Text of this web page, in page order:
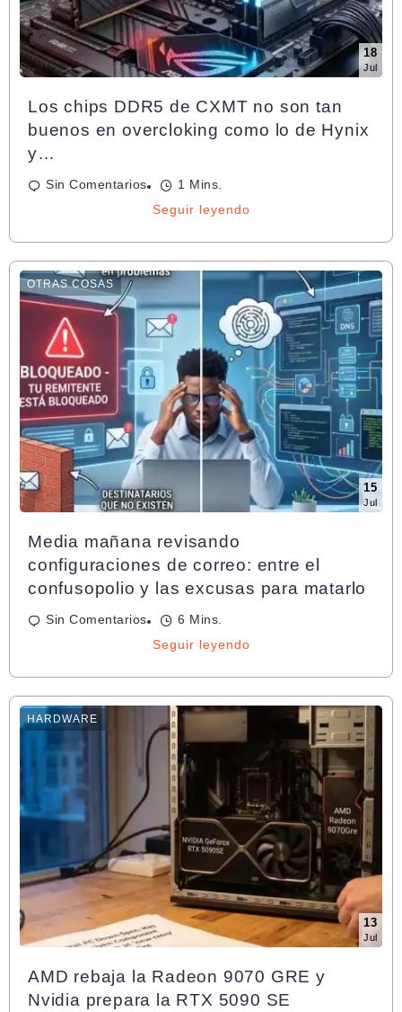
18
Jul
Los chips DDR5 de CXMT no son tan
buenos en overcloking como lo de Hynix
y…
Sin Comentarios 1 Mins.
Seguir leyendo
OTRAS COSAS
15
Jul
Media mañana revisando
configuraciones de correo: entre el
confusopolio y las excusas para matarlo
Sin Comentarios 6 Mins.
Seguir leyendo
HARDWARE
13
Jul
AMD rebaja la Radeon 9070 GRE y
Nvidia prepara la RTX 5090 SE